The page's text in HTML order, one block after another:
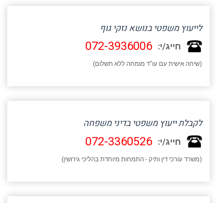
לייעוץ משפטי בנושא נזקי גוף
חייג/י: 072-3936006
(שיחה אישית עם עו"ד מומחה ללא תשלום)
לקבלת ייעוץ משפטי בדיני משפחה
חייג/י: 072-3360526
(משרד עורכי דין ותיק - התמחות מיוחדת בהליכי גירושין)